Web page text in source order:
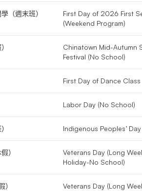
（週末班）
First Day of 2026 First
(Weekend Program)
Chinatown Mid-Autumn
Festival (No School)
First Day of Dance Class
Labor Day (No School)
Indigenous Peoples’
）
Veterans Day (Long
Holiday-No School)
）
Veterans Day (Long